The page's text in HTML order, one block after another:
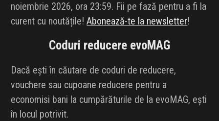
FAVORITE
noiembrie 2026, ora 23:59. Fii pe fază pentru a fi la
curent cu noutățile!Abonează-te la newsletter!
Coduri reducere evoMAG
Dacă ești în căutare de coduri de reducere,
vouchere sau cupoane reducere pentru a
economisi bani la cumpărăturile de la evoMAG, ești
în locul potrivit.